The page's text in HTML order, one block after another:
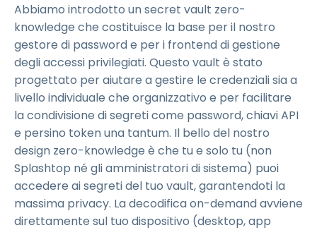
Abbiamo introdotto un secret vault zero-
knowledge che costituisce la base per il nostro
gestore di password e per i frontend di gestione
degli accessi privilegiati. Questo vault è stato
progettato per aiutare a gestire le credenziali sia a
livello individuale che organizzativo e per facilitare
la condivisione di segreti come password, chiavi API
e persino token una tantum. Il bello del nostro
design zero-knowledge è che tu e solo tu (non
Splashtop né gli amministratori di sistema) puoi
accedere ai segreti del tuo vault, garantendoti la
massima privacy. La decodifica on-demand avviene
direttamente sul tuo dispositivo (desktop, app